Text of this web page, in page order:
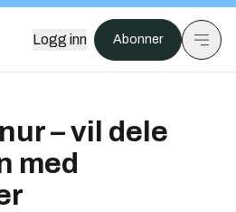
Logg inn Abonner
– vil dele
med